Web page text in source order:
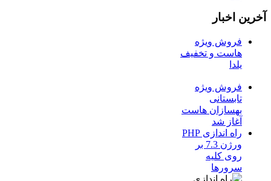
آخرین اخبار
فروش ویژه
هاست و تخفیف
یلدا
فروش ویژه
تابستانی
بهسازان هاست
آغاز شد
راه اندازی PHP
ورژن 7.3 بر
روی کلیه
سرورها